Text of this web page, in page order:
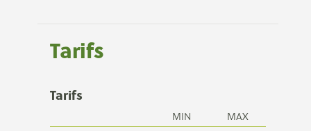
Tarifs
Tarifs
MIN MAX